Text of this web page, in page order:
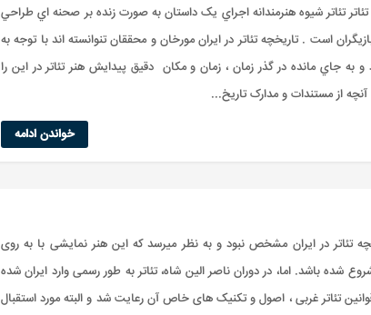
تئاتر تئاتر شيوه هنرمندانه اجراي يک داستان به صورت زنده بر صحنه اي طراحي
است . تاريخچه تئاتر در ايران مورخان و محققان تنوانسته اند با توجه به
به جاي مانده در گذر زمان ، زمان و مکان دقيق پيدايش هنر تئاتر در اين را
آنچه از مستندات و مدارک تاريخ...
خواندن ادامه
تئاتر در ایران مشخص نبود و به نظر میرسد که این هنر نمایشی با به روی
شده باشد. اما، در دوران ناصر الین شاه، تئاتر به طور رسمی وارد ایران شده
قوانین تئاتر غربی ، اصول و تکنیک های خاص آن رعایت شد و البته مورد استقبال